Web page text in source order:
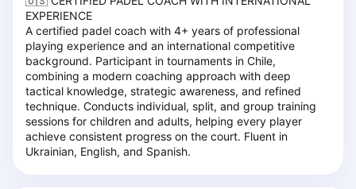
Opole
Piaseczno
Poznan
Pruszcz Gdański
Pszczyna
Rzeszow
Siedlce
EXPERIENCE
A certified padel coach with 4+ years of professional
playing experience and an international competitive
background. Participant in tournaments in Chile,
combining a modern coaching approach with deep
tactical knowledge, strategic awareness, and refined
technique. Conducts individual, split, and group training
sessions for children and adults, helping every player
achieve consistent progress on the court. Fluent in
Ukrainian, English, and Spanish.